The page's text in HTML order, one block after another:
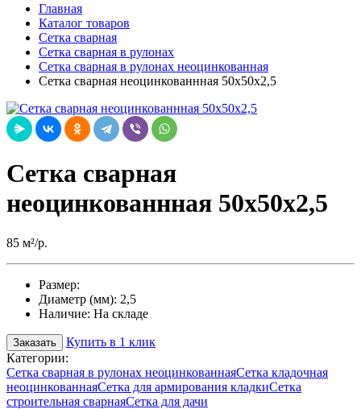
Главная
Каталог товаров
Сетка сварная
Сетка сварная в рулонах
Сетка сварная в рулонах неоцинкованная
Сетка сварная неоцинкованнная 50х50х2,5
Сетка сварная
неоцинкованнная 50х50х2,5
85 м²/р.
Размер:
Диаметр (мм): 2,5
Наличие: На складе
Заказать
Купить в 1 клик
Категории:
Сетка сварная в рулонах неоцинкованнаяСетка кладочная
неоцинкованнаяСетка для армирования кладкиСетка
строительная сварнаяСетка для дачи